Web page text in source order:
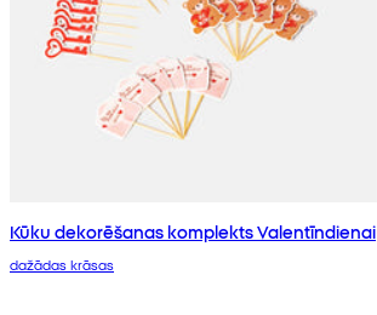
Kūku dekorēšanas komplekts Valentīndienai
dažādas krāsas